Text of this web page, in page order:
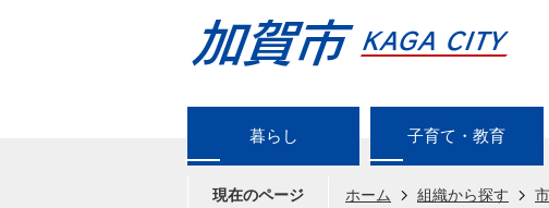
暮らし 子育て・教育
現在のページ ホーム 組織から探す